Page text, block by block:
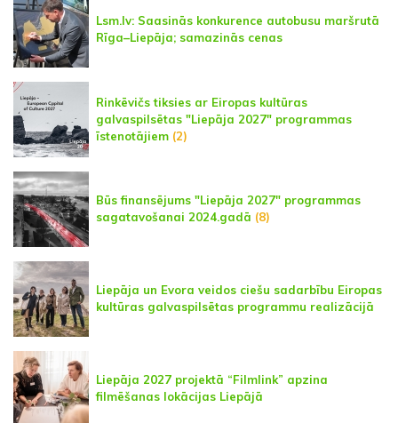
Lsm.lv: Saasinās konkurence autobusu maršrutā
Rīga–Liepāja; samazinās cenas
Rinkēvičs tiksies ar Eiropas kultūras
galvaspilsētas "Liepāja 2027" programmas
īstenotājiem (2)
Būs finansējums "Liepāja 2027" programmas
sagatavošanai 2024.gadā (8)
Liepāja un Evora veidos ciešu sadarbību Eiropas
kultūras galvaspilsētas programmu realizācijā
Liepāja 2027 projektā “Filmlink” apzina
filmēšanas lokācijas Liepājā